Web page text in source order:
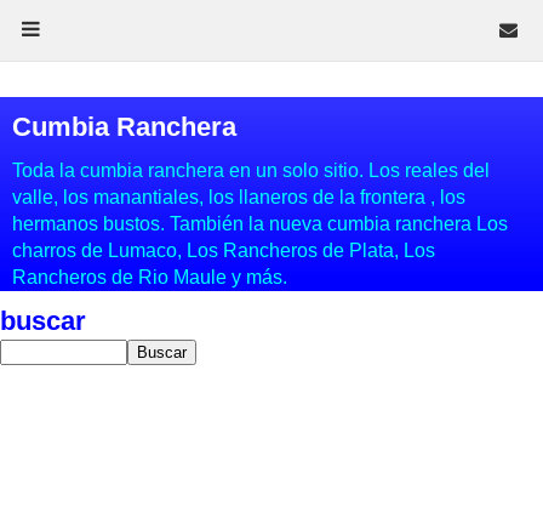
Cumbia Ranchera
Toda la cumbia ranchera en un solo sitio. Los reales del
valle, los manantiales, los llaneros de la frontera , los
hermanos bustos. También la nueva cumbia ranchera Los
charros de Lumaco, Los Rancheros de Plata, Los
Rancheros de Rio Maule y más.
buscar